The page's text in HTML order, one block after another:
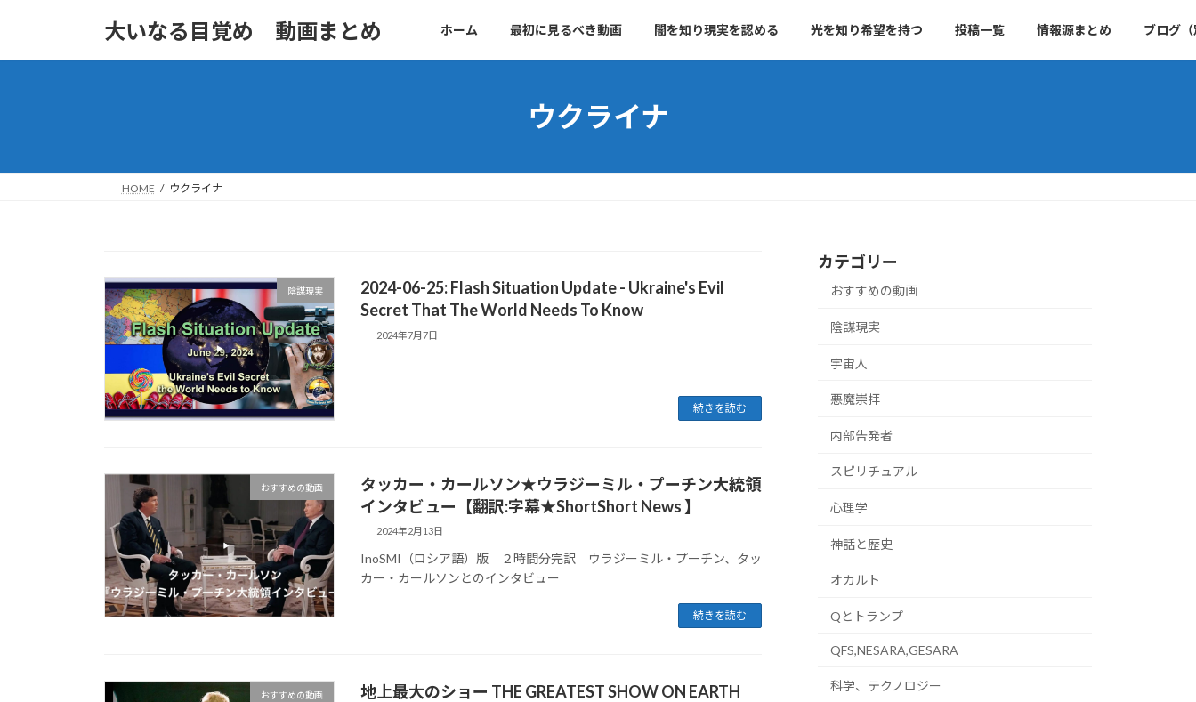
大いなる目覚め 動画まとめ ホーム 最初に見るべき動画 闇を知り現実を認める 光を知り希望を持つ 投稿一覧 情報源まとめ ブログ
ウクライナ
HOME ウクライナ
陰謀現実
2024-06-25: Flash Situation Update - Ukraine's Evil
Secret That The World Needs To Know
2024年7月7日
続きを読む
おすすめの動画
タッカー・カールソン★ウラジーミル・プーチン大統領
インタビュー【翻訳:字幕★ShortShort News 】
2024年2月13日
InoSMI（ロシア語）版 ２時間分完訳 ウラジーミル・プーチン、タッ
カー・カールソンとのインタビュー
続きを読む
おすすめの動画
地上最大のショー THE GREATEST SHOW ON EARTH
カテゴリー
おすすめの動画
陰謀現実
宇宙人
悪魔崇拝
内部告発者
スピリチュアル
心理学
神話と歴史
オカルト
Qとトランプ
QFS,NESARA,GESARA
科学、テクノロジー